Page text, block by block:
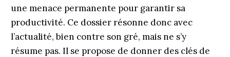
une menace permanente pour garantir sa
productivité. Ce dossier résonne donc avec
l’actualité, bien contre son gré, mais ne s’y
résume pas. Il se propose de donner des clés de